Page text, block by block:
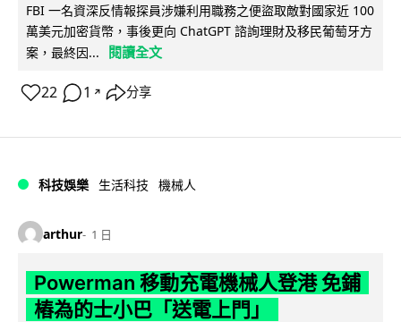
FBI 一名資深反情報探員涉嫌利用職務之便盜取敵對國家近 100
萬美元加密貨幣，事後更向 ChatGPT 諮詢理財及移民葡萄牙方
案，最終因...
閱讀全文
22 1 ↗ 分享
科技娛樂 生活科技 機械人
arthur 1 日
Powerman 移動充電機械人登港 免鋪
樁為的士小巴「送電上門」